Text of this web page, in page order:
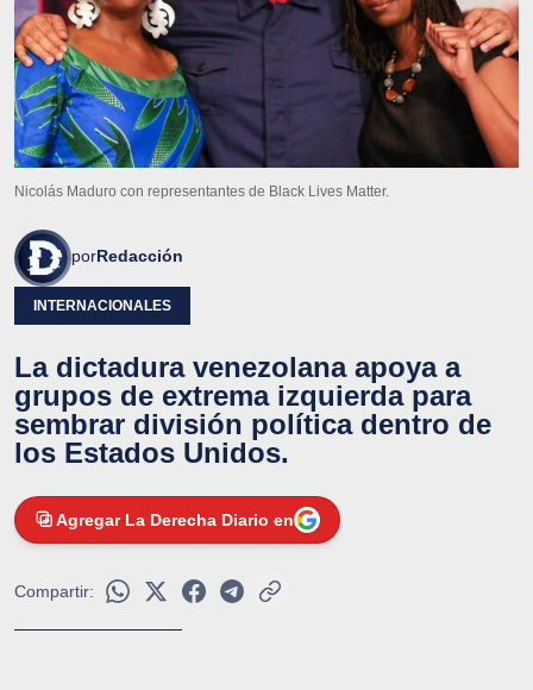
Nicolás Maduro con representantes de Black Lives Matter.
porRedacción
INTERNACIONALES
La dictadura venezolana apoya a
grupos de extrema izquierda para
sembrar división política dentro de
los Estados Unidos.
Agregar La Derecha Diario en
Compartir: